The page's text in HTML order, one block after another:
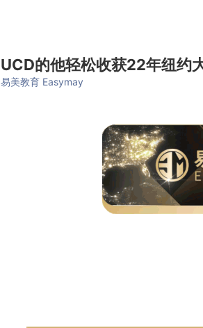
UCD的他轻松收获22年纽约
易美教育 Easymay